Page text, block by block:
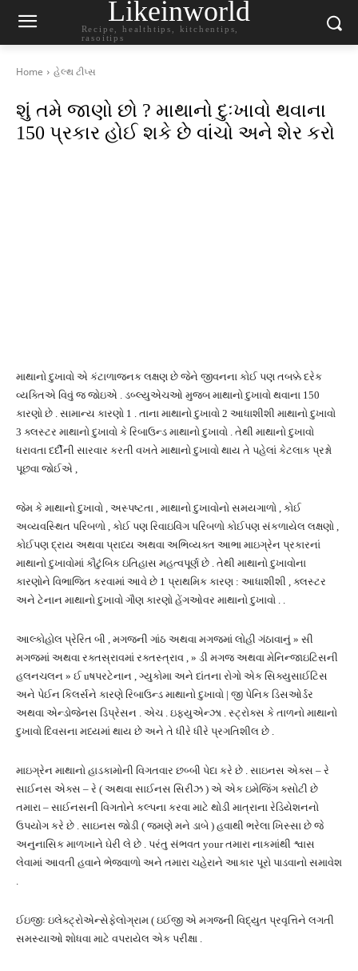
Likeinworld
Recipe, healthtips, kitchentips,
rasoitips
Home હેલ્થ ટીપ્સ
શું તમે જાણો છો ? માથાનો દુઃખાવો થવાના
150 પ્રકાર હોઈ શકે છે વાંચો અને શેર કરો
માથાનો દુખાવો એ કંટાળાજનક લક્ષણ છે જેને જીવનના કોઈ પણ તબક્કે દરેક
વ્યક્તિએ વિવું જ જોઇએ . ડબ્લ્યુએચઓ મુજબ માથાનો દુખાવો થવાના 150
કારણો છે . સામાન્ય કારણો 1 . તાના માથાનો દુખાવો 2 આધાશીશી માથાનો દુખાવો
3 ક્લસ્ટર માથાનો દુખાવો કે રિબાઉન્ડ માથાનો દુખાવો . તેથી માથાનો દુખાવો
ધરાવતા દર્દીની સારવાર કરતી વખતે માથાનો દુખાવો થાય તે પહેલાં કેટલાક પ્રશ્નો
પૂછવા જોઈએ ,
જેમ કે માથાનો દુખાવો , અસ્પષ્ટતા , માથાનો દુખાવોનો સમયગાળો , કોઈ
અવ્યવસ્થિત પરિબળો , કોઈ પણ રિવાઇવિંગ પરિબળો કોઈપણ સંકળાયેલ લક્ષણો ,
કોઈપણ દ્રાય અથવા પ્રાધ્ય અથવા અભિવ્યક્ત આભા માઇગ્રેન પ્રકારનાં
માથાનો દુખાવોમાં કૌટુંબિક ઇતિહાસ મહત્વપૂર્ણ છે . તેથી માથાનો દુખાવોના
કારણોને વિભાજિત કરવામાં આવે છે 1 પ્રાથમિક કારણ : આધાશીશી , ક્લસ્ટર
અને ટેનાન માથાનો દુખાવો ગૌણ કારણો હેંગઓવર માથાનો દુખાવો . .
આલ્કોહોલ પ્રેરિત બી , મગજની ગાંઠ અથવા મગજમાં લોહી ગંઠાવાનું » સી
મગજમાં અથવા રક્તસ્રાવમાં રક્તસ્ત્રાવ , » ડી મગજ અથવા મેનિન્જાઇટિસની
હલનચલન » ઈ uષપરટેનાન , ગ્યુકોમા અને દાંતના રોગો એક સિક્યુસાઈટિસ
અને પેઈન કિલર્સને કારણે રિબાઉન્ડ માથાનો દુખાવો | જી પેનિક ડિસઓર્ડર
અથવા એન્ડોજેનસ ડિપ્રેસન . એચ . ઇફ્યુએન્ઝા . સ્ટ્રોક્સ કે તાળનો માથાનો
દુખાવો દિવસના મધ્યમાં થાય છે અને તે ધીરે ધીરે પ્રગતિશીલ છે .
માઇગ્રેન માથાનો હાડકામોની વિગતવાર છબ્બી પેદા કરે છે . સાઇનસ એક્સ – રે
સાઈનસ એક્સ – રે ( અથવા સાઈનસ સિરીઝ ) એ એક ઇમેજિંગ ક્સોટી છે
તમારા – સાઈનસની વિગતોને કલ્પના કરવા માટે થોડી માત્રાના રેડિયેશનનો
ઉપયોગ કરે છે . સાઇનસ જોડી ( જમણે મને ડાબે ) હવાથી ભરેલા ખિસ્સા છે જે
અનુનાસિક માળખાને ઘેરી લે છે . પરંતુ સંભવત your તમારા નાકમાંથી શ્વાસ
લેવામાં આવતી હવાને ભેજવાળો અને તમારા ચહેરાને આકાર પૂરો પાડવાનો સમાવેશ
.
ઈઇજીઃ ઇલેક્ટ્રોએન્સેફેલોગ્રામ ( ઇઈજી એ મગજની વિદ્યુત પ્રવૃત્તિને લગતી
સમસ્યાઓ શોધવા માટે વપરાયેલ એક પરીક્ષા .